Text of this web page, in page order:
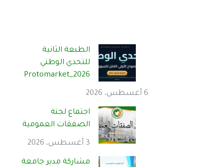
الطبعة الثانية
للتحدي الوطني
Protomarket_2026
6 أغسطس، 2026
اجتماع لجنة
الصفقات العمومية
3 أغسطس، 2026
مشاركة مدير جامعة